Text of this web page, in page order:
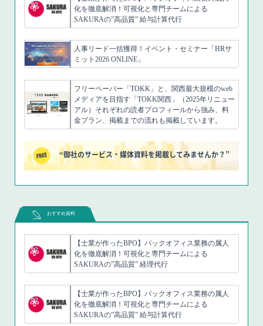
化を徹底解消！可視化と専門チームによる
SAKURAの”高品質” 給与計算代行
人事リード一括獲得！イベント・セミナー「HRサ
ミット2026 ONLINE」
フリーペーパー「TOKK」と、関西最大規模のweb
メディアを目指す「TOKK関西」（2025年リニュー
アル）それぞれの読者プロフィールから強み、料
金プラン、掲載までの流れも掲載しています。
“御社のサービス・媒体資料を掲載してみませんか？”
おすすめ資料
【士業が作ったBPO】バックオフィス業務の属人
化を徹底解消！可視化と専門チームによる
SAKURAの”高品質” 経理代行
【士業が作ったBPO】バックオフィス業務の属人
化を徹底解消！可視化と専門チームによる
SAKURAの”高品質” 給与計算代行